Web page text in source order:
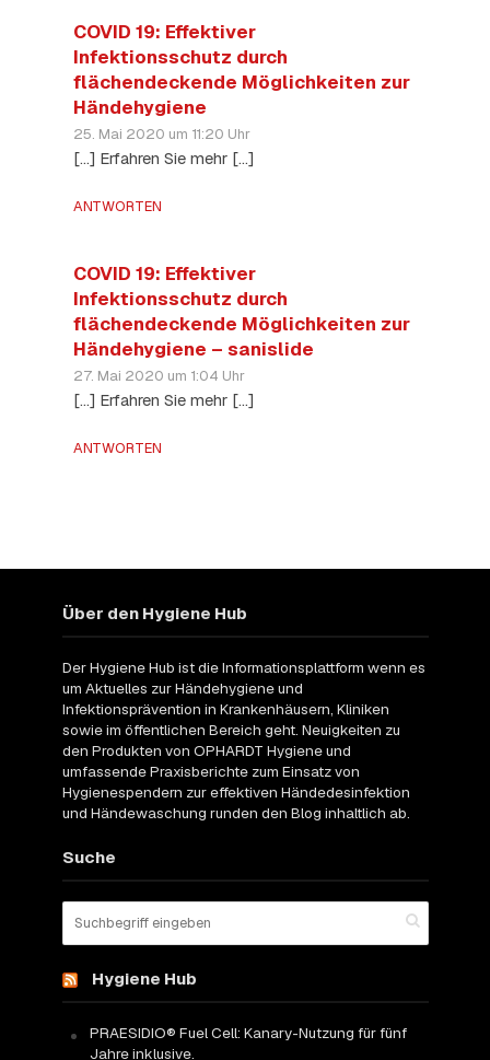
COVID 19: Effektiver
Infektionsschutz durch
flächendeckende Möglichkeiten zur
Händehygiene
25. Mai 2020 um 11:20 Uhr
[…] Erfahren Sie mehr […]
ANTWORTEN
COVID 19: Effektiver
Infektionsschutz durch
flächendeckende Möglichkeiten zur
Händehygiene – sanislide
27. Mai 2020 um 1:04 Uhr
[…] Erfahren Sie mehr […]
ANTWORTEN
Über den Hygiene Hub
Der Hygiene Hub ist die Informationsplattform wenn es
um Aktuelles zur Händehygiene und
Infektionsprävention in Krankenhäusern, Kliniken
sowie im öffentlichen Bereich geht. Neuigkeiten zu
den Produkten von OPHARDT Hygiene und
umfassende Praxisberichte zum Einsatz von
Hygienespendern zur effektiven Händedesinfektion
und Händewaschung runden den Blog inhaltlich ab.
Suche
Hygiene Hub
PRAESIDIO® Fuel Cell: Kanary-Nutzung für fünf
Jahre inklusive.